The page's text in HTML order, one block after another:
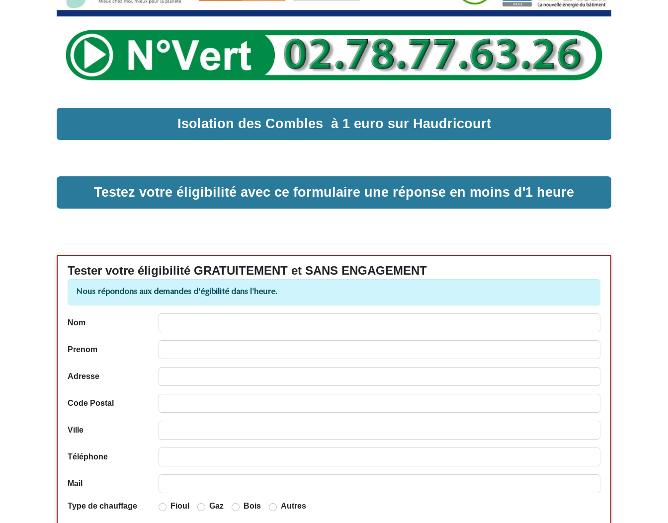
Isolation des Combles à 1 euro sur Haudricourt
Testez votre éligibilité avec ce formulaire une réponse en moins d'1 heure
Tester votre éligibilité GRATUITEMENT et SANS ENGAGEMENT
Nous répondons aux demandes d'égibilité dans l'heure.
Nom
Prenom
Adresse
Code Postal
Ville
Téléphone
Mail
Type de chauffage Fioul Gaz Bois Autres